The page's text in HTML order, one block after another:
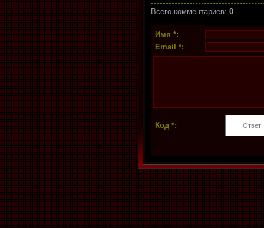
Всего комментариев: 0
Имя *:
Email *:
Код *: